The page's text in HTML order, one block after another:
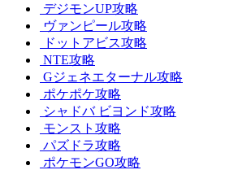
デジモンUP攻略
ヴァンピール攻略
ドットアビス攻略
NTE攻略
Gジェネエターナル攻略
ポケポケ攻略
シャドバ ビヨンド攻略
モンスト攻略
パズドラ攻略
ポケモンGO攻略